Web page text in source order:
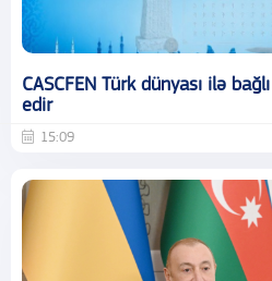
CASCFEN Türk dünyası ilə
edir
15:09